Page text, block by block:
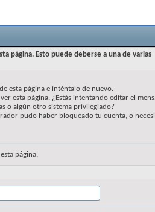
página. Esto puede deberse a una de varias
esta página e inténtalo de nuevo.
esta página. ¿Estás intentando editar el
o algún otro sistema privilegiado?
pudo haber bloqueado tu cuenta, o
página.